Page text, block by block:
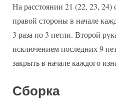
На расстоянии 21 (22, 23,
правой стороны в начале
3 раза по 3 петли. Второй
исключением последних 9
закрыть в начале каждого
Сборка